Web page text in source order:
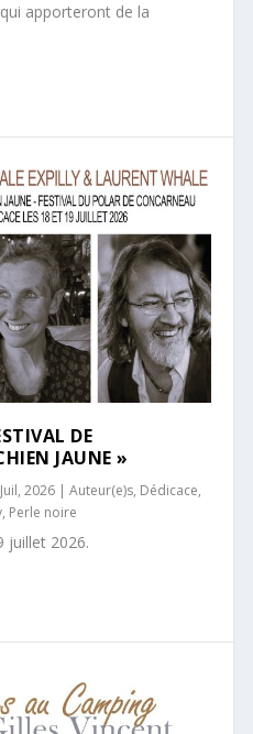
apporteront de la
DE
JAUNE »
2026 |Auteur(e)s, Dédicace,
, Perle noire
juillet 2026.